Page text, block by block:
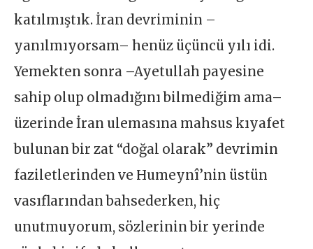
katılmıştık. İran devriminin –
yanılmıyorsam– henüz üçüncü yılı idi.
Yemekten sonra –Ayetullah payesine
sahip olup olmadığını bilmediğim ama–
üzerinde İran ulemasına mahsus kıyafet
bulunan bir zat “doğal olarak” devrimin
faziletlerinden ve Humeynî’nin üstün
vasıflarından bahsederken, hiç
unutmuyorum, sözlerinin bir yerinde